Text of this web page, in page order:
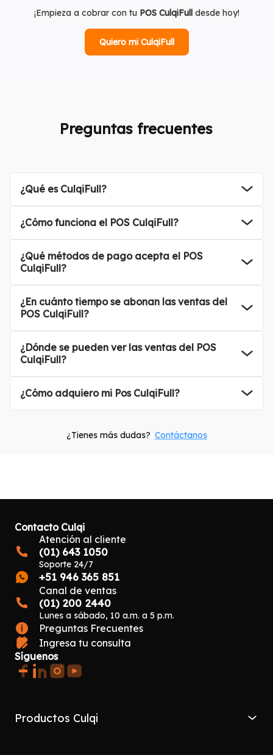
¡Empieza a cobrar con tu POS CulqiFulldesde hoy!
Quiero mi CulqiFull
Preguntas frecuentes
¿Qué es CulqiFull?
¿Cómo funciona el POS CulqiFull?
¿Qué métodos de pago acepta el POS
CulqiFull?
¿En cuánto tiempo se abonan las ventas del
POS CulqiFull?
¿Dónde se pueden ver las ventas del POS
CulqiFull?
¿Cómo adquiero mi Pos CulqiFull?
¿Tienes más dudas? Contáctanos
Contacto Culqi
Atención al cliente
(01) 643 1050
Soporte 24/7
+51 946 365 851
Canal de ventas
(01) 200 2440
Lunes a sábado, 10 a.m. a 5 p.m.
Preguntas Frecuentes
Ingresa tu consulta
Síguenos
Productos Culqi